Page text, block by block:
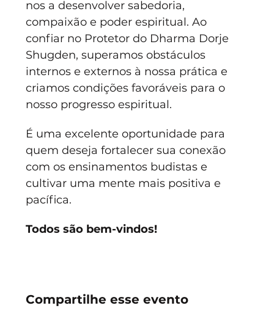
nos a desenvolver sabedoria,
compaixão e poder espiritual. Ao
confiar no Protetor do Dharma Dorje
Shugden, superamos obstáculos
internos e externos à nossa prática e
criamos condições favoráveis para o
nosso progresso espiritual.
É uma excelente oportunidade para
quem deseja fortalecer sua conexão
com os ensinamentos budistas e
cultivar uma mente mais positiva e
pacífica.
Todos são bem-vindos!
Compartilhe esse evento